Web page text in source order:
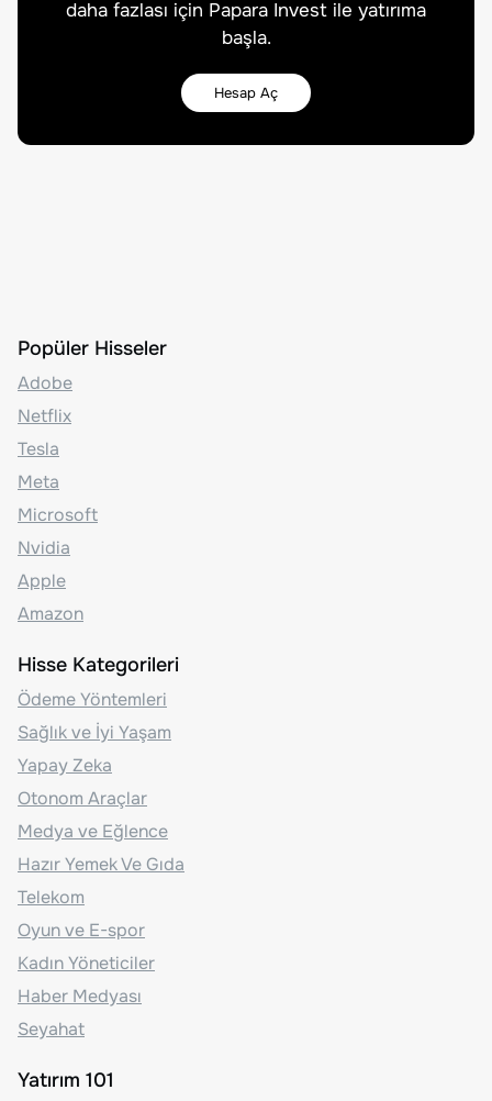
daha fazlası için Papara Invest ile yatırıma
başla.
Hesap Aç
Popüler Hisseler
Adobe
Netflix
Tesla
Meta
Microsoft
Nvidia
Apple
Amazon
Hisse Kategorileri
Ödeme Yöntemleri
Sağlık ve İyi Yaşam
Yapay Zeka
Otonom Araçlar
Medya ve Eğlence
Hazır Yemek Ve Gıda
Telekom
Oyun ve E-spor
Kadın Yöneticiler
Haber Medyası
Seyahat
Yatırım 101